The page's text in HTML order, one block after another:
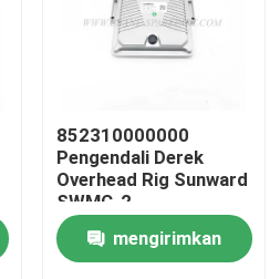
852310000000
Pengendali Derek
Overhead Rig Sunward
SWMC-2
mengirimkan